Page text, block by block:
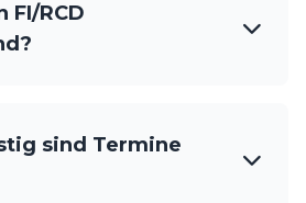
FI/RCD
sind Termine